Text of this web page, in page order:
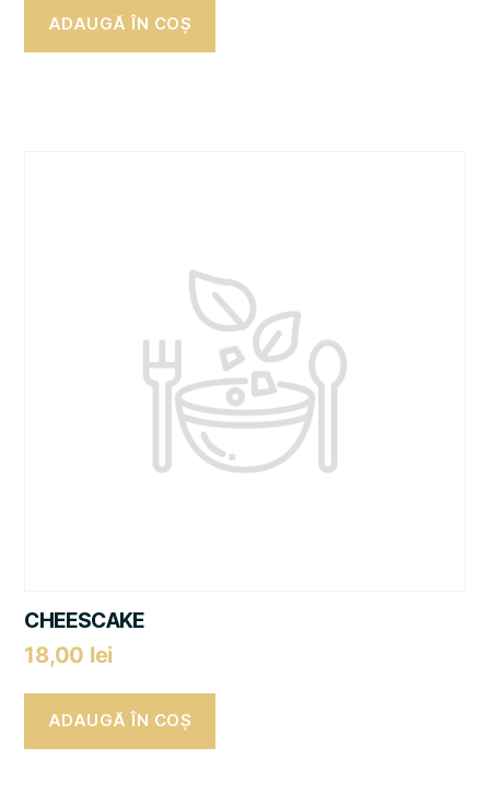
ADAUGĂ ÎN COȘ
CHEESCAKE
18,00 lei
ADAUGĂ ÎN COȘ